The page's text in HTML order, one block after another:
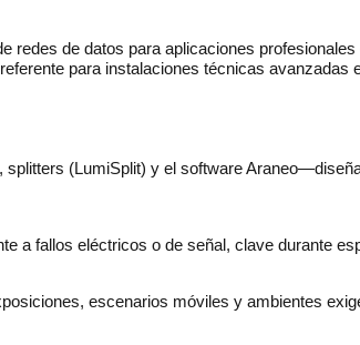
de datos para aplicaciones
para instalaciones técnicas
(LumiSplit) y el software
a fallos eléctricos o de señal, clave durante
escenarios móviles y ambientes